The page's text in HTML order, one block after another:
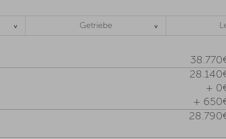
Getriebe
+
+